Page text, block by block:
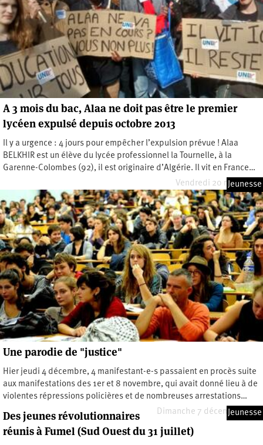
A 3 mois du bac, Alaa ne doit pas être le premier
lycéen expulsé depuis octobre 2013
Il y a urgence : 4 jours pour empêcher l’expulsion prévue ! Alaa
BELKHIR est un élève du lycée professionnel la Tournelle, à la
Garenne-Colombes (92), il est originaire d’Algérie. Il vit en France…
Vendredi 20 mars 2015
Jeunesse
Une parodie de "justice"
Hier jeudi 4 décembre, 4 manifestant-e-s passaient en procès suite
aux manifestations des 1er et 8 novembre, qui avait donné lieu à de
violentes répressions policières et de nombreuses arrestations…
Dimanche 7 décembre 2014
Jeunesse
Des jeunes révolutionnaires
réunis à Fumel (Sud Ouest du 31 juillet)